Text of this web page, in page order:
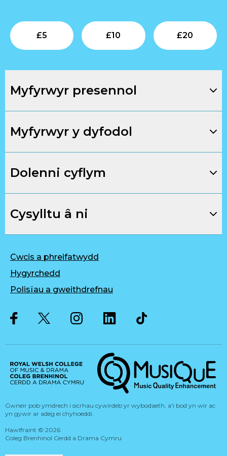
£5
Submit
£10
Submit
£20
Myfyrwyr presennol
Myfyrwyr y dyfodol
Dolenni cyflym
Cysylltu â ni
Cwcis a phreifatwydd
Hygyrchedd
Polisïau a gweithdrefnau
Musique, Music Quality
Hawlfraint © 2026
Coleg Brenhinol Cerdd a Drama Cymru
Gwneir pob ymdrech i sicrhau cywirdeb yr wybodaeth, a'i bod yn wir ac
yn gywir ar adeg ei chyhoeddi.